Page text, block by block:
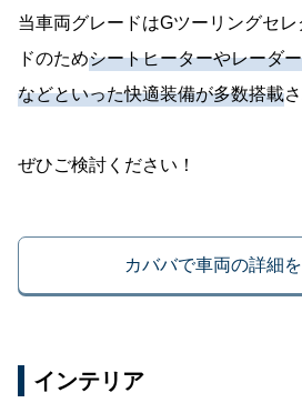
当車両グレードはGツーリングセ
ドのためシートヒーターやレーダ
などといった快適装備が多数搭載
ぜひご検討ください！
カババで車両の詳細
インテリア